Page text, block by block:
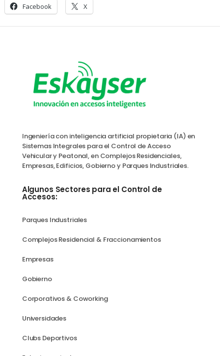
Facebook X
Ingeniería con inteligencia artificial propietaria (IA) en
Sistemas Integrales para el Control de Acceso
Vehicular y Peatonal, en Complejos Residenciales,
Empresas, Edificios, Gobierno y Parques Industriales.
Algunos Sectores para el Control de
Accesos:
Parques Industriales
Complejos Residencial & Fraccionamientos
Empresas
Gobierno
Corporativos & Coworking
Universidades
Clubs Deportivos